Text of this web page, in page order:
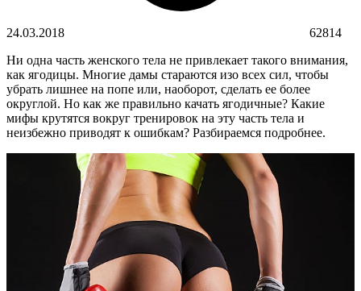
24.03.2018
62814
Ни одна часть женского тела не привлекает такого внимания,
как ягодицы. Многие дамы стараются изо всех сил, чтобы
убрать лишнее на попе или, наоборот, сделать ее более
округлой. Но как же правильно качать ягодичные? Какие
мифы крутятся вокруг тренировок на эту часть тела и
неизбежно приводят к ошибкам? Разбираемся подробнее.